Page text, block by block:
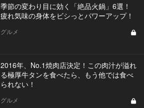
季節の変わり目に効く「絶品火鍋」6選！
疲れ気味の身体をビシっとパワーアップ！
グルメ
2016年、No.1焼肉店決定！この肉汁が溢れ
る極厚牛タンを食べたら、もう他では食べ
られない！
グルメ